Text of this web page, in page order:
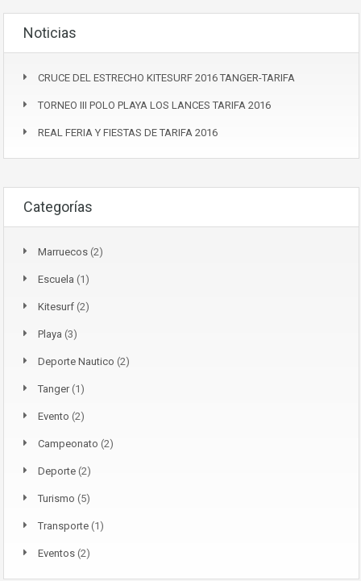
Noticias
CRUCE DEL ESTRECHO KITESURF 2016 TANGER-TARIFA
TORNEO III POLO PLAYA LOS LANCES TARIFA 2016
REAL FERIA Y FIESTAS DE TARIFA 2016
Categorías
Marruecos (2)
Escuela (1)
Kitesurf (2)
Playa (3)
Deporte Nautico (2)
Tanger(1)
Evento (2)
Campeonato (2)
Deporte (2)
Turismo (5)
Transporte (1)
Eventos (2)